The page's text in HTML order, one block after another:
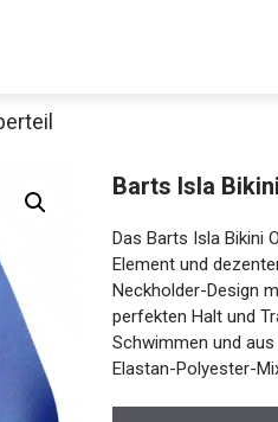
Barts Isla
Das Barts Isla Bikini
Element und
Neckholder-Design
perfekten Halt und
Schwimmen und
Elastan-Polyester-